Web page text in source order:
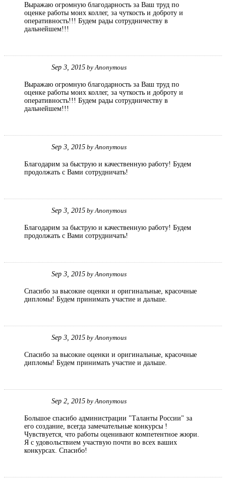
Выражаю огромную благодарность за Ваш труд по
оценке работы моих коллег, за чуткость и доброту и
оперативность!!! Будем рады сотрудничеству в
дальнейшем!!!
Sep 3, 2015 by Anonymous
Выражаю огромную благодарность за Ваш труд по
оценке работы моих коллег, за чуткость и доброту и
оперативность!!! Будем рады сотрудничеству в
дальнейшем!!!
Sep 3, 2015 by Anonymous
Благодарим за быструю и качественную работу! Будем
продолжать с Вами сотрудничать!
Sep 3, 2015 by Anonymous
Благодарим за быструю и качественную работу! Будем
продолжать с Вами сотрудничать!
Sep 3, 2015 by Anonymous
Спасибо за высокие оценки и оригинальные, красочные
дипломы! Будем принимать участие и дальше.
Sep 3, 2015 by Anonymous
Спасибо за высокие оценки и оригинальные, красочные
дипломы! Будем принимать участие и дальше.
Sep 2, 2015 by Anonymous
Большое спасибо администрации "Таланты России" за
его создание, всегда замечательные конкурсы !
Чувствуется, что работы оценивают компетентное жюри.
Я с удовольствием участвую почти во всех ваших
конкурсах. Спасибо!